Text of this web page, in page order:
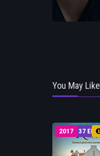
You May Like
37 EP
2017